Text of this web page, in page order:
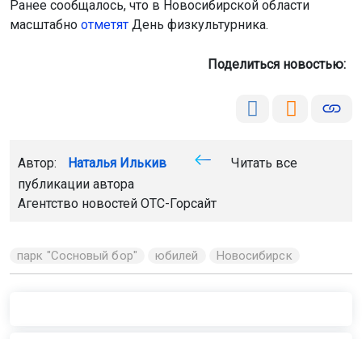
Ранее сообщалось, что в Новосибирской области
масштабно отметят День физкультурника.
Поделиться новостью:
Автор: Наталья Илькив
Читать все
публикации автора
Агентство новостей ОТС-Горсайт
парк "Сосновый бор" юбилей Новосибирск